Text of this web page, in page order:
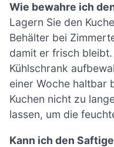
Wie bewahre ich
Lagern Sie den
Behälter bei
damit er frisch
Kühlschrank
einer Woche haltbar
Kuchen nicht zu
lassen, um die
Kann ich den